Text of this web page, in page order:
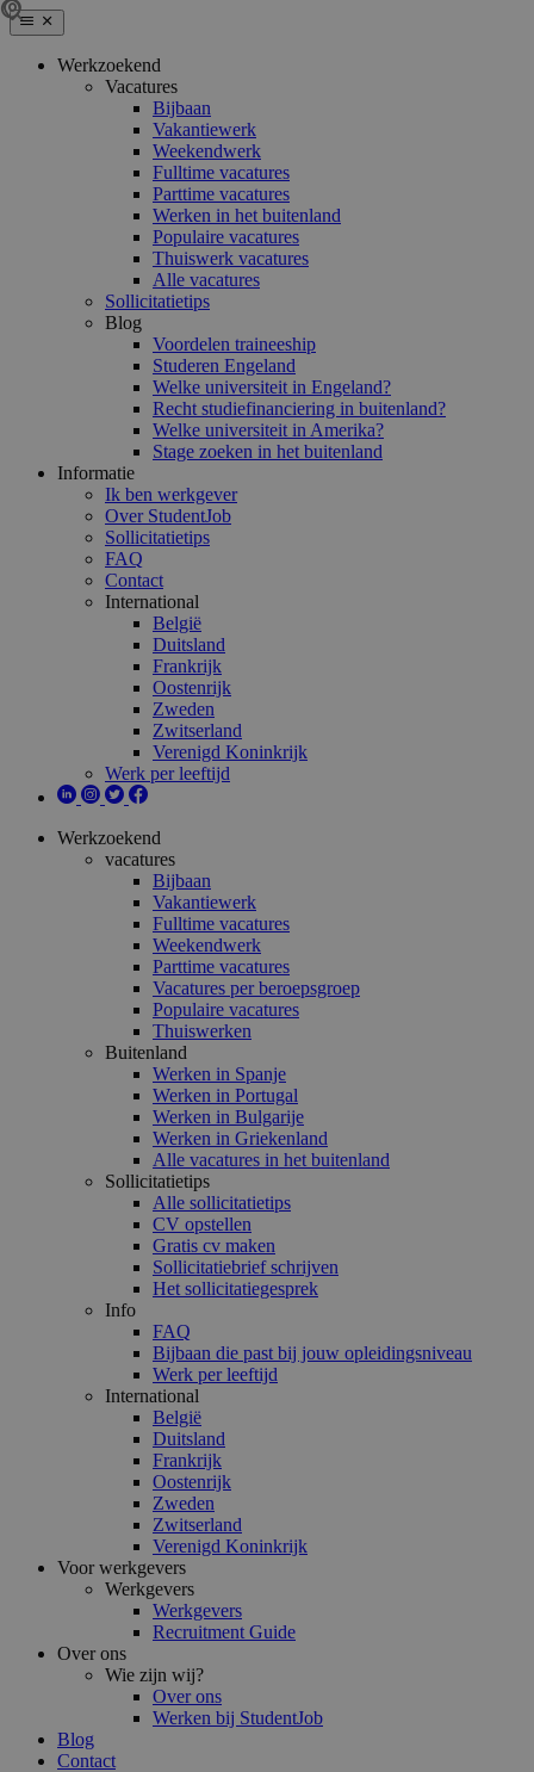
Werkzoekend
Vacatures
Bijbaan
Vakantiewerk
Weekendwerk
Fulltime vacatures
Parttime vacatures
Werken in het buitenland
Populaire vacatures
Thuiswerk vacatures
Alle vacatures
Sollicitatietips
Blog
Voordelen traineeship
Studeren Engeland
Welke universiteit in Engeland?
Recht studiefinanciering in buitenland?
Welke universiteit in Amerika?
Stage zoeken in het buitenland
Informatie
Ik ben werkgever
Over StudentJob
Sollicitatietips
FAQ
Contact
International
België
Duitsland
Frankrijk
Oostenrijk
Zweden
Zwitserland
Verenigd Koninkrijk
Werk per leeftijd
Werkzoekend
vacatures
Bijbaan
Vakantiewerk
Fulltime vacatures
Weekendwerk
Parttime vacatures
Vacatures per beroepsgroep
Populaire vacatures
Thuiswerken
Buitenland
Werken in Spanje
Werken in Portugal
Werken in Bulgarije
Werken in Griekenland
Alle vacatures in het buitenland
Sollicitatietips
Alle sollicitatietips
CV opstellen
Gratis cv maken
Sollicitatiebrief schrijven
Het sollicitatiegesprek
Info
FAQ
Bijbaan die past bij jouw opleidingsniveau
Werk per leeftijd
International
België
Duitsland
Frankrijk
Oostenrijk
Zweden
Zwitserland
Verenigd Koninkrijk
Voor werkgevers
Werkgevers
Werkgevers
Recruitment Guide
Over ons
Wie zijn wij?
Over ons
Werken bij StudentJob
Blog
Contact